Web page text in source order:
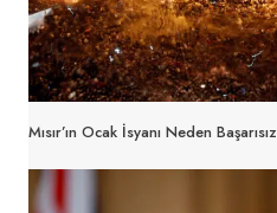
Mısır’ın Ocak İsyanı Neden